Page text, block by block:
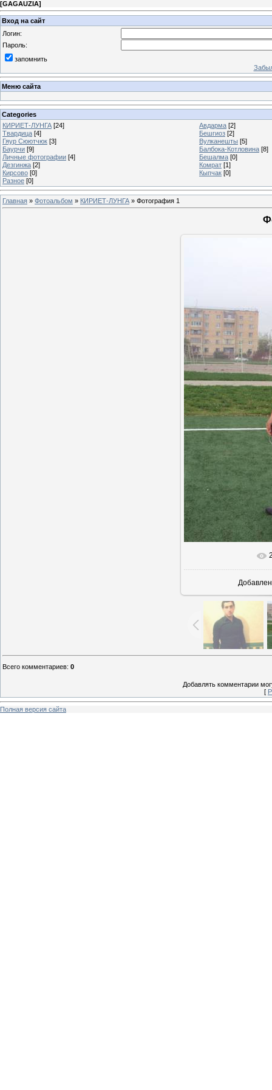
[GAGAUZIA]
Вход на сайт
Логин:
Пароль:
запомнить
Меню сайта
Categories
КИРИЕТ-ЛУНГА [24] Авдарма [2]
Твардица [4] Бешгиоз [2]
Гяур Сюютчюк [3] Вулканешты [5]
Баурчи [9] Балбока-Котловина [8]
Личные фотографии [4] Бешалма [0]
Дезгинжа [2] Комрат [1]
Кирсово [0] Кыпчак [0]
Разное [0]
Главная » Фотоальбом » КИРИЕТ-ЛУНГА » Фотография 1
В
Всего комментариев: 0
Добавлять комментарии
[
Полная версия сайта